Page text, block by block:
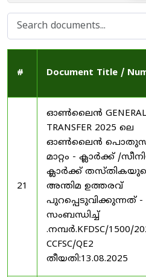
# Document Title /
21
ഓൺലൈൻ GENERAL
TRANSFER 2025 ലെ
ഓൺലൈൻ
മാറ്റം - ക്ലാർക്ക് /
ക്ലാർക്ക്
അന്തിമ ഉത്തരവ്
പുറപ്പെടുവിക്കുന്നത് -
സംബന്ധിച്ച്
.നമ്പർ.KFDSC/1500/
CCFSC/QE2
തീയതി:13.08.2025